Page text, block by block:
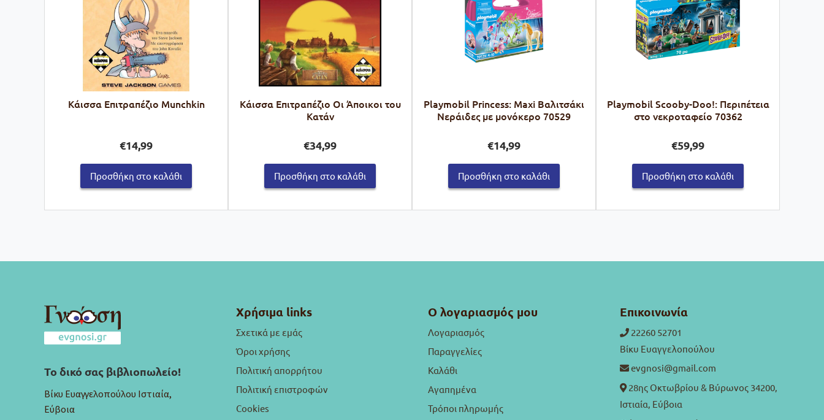
Κάισσα Επιτραπέζιο Munchkin
€14,99
Προσθήκη στο καλάθι
Kάισσα Επιτραπέζιο Οι Άποικοι του
Κατάν
€34,99
Προσθήκη στο καλάθι
Playmobil Princess: Maxi Βαλιτσάκι
Νεράιδες με μονόκερο 70529
€14,99
Προσθήκη στο καλάθι
Playmobil Scooby-Doo!: Περιπέτεια
στο νεκροταφείο 70362
€59,99
Προσθήκη στο καλάθι
Το δικό σας βιβλιοπωλείο!
Βίκυ Ευαγγελοπούλου Ιστιαία,
Εύβοια
Χρήσιμα links
Σχετικά με εμάς
Όροι χρήσης
Πολιτική απορρήτου
Πολιτική επιστροφών
Cookies
Ο λογαριασμός μου
Λογαριασμός
Παραγγελίες
Καλάθι
Αγαπημένα
Τρόποι πληρωμής
Επικοινωνία
22260 52701
Βίκυ Ευαγγελοπούλου
evgnosi@gmail.com
28ης Οκτωβρίου & Βύρωνος 34200,
Ιστιαία, Εύβοια